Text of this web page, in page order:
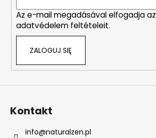
a
s
Az e-mail megadásával elfogadja az
adatvédelem feltételeit.
ZALOGUJ SIĘ
Kontakt
info@naturalzen.pl